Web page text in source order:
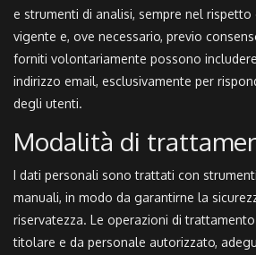
e strumenti di analisi, sempre nel
vigente e, ove necessario, previo
forniti volontariamente possono
indirizzo email, esclusivamente per
degli utenti.
Modalità di
I dati personali sono trattati con
manuali, in modo da garantirne la
riservatezza. Le operazioni di
titolare e da personale autorizzato,